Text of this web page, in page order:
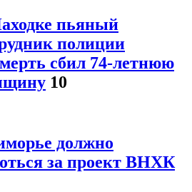
пьяный
полиции
сбил 74-летнюю
10
должно
за проект ВНХК